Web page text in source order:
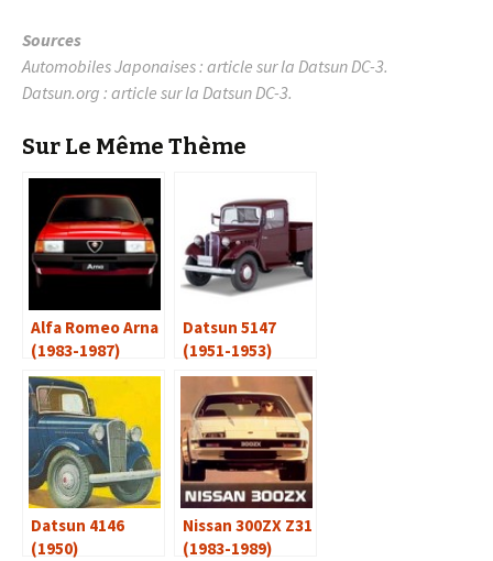
Sources
Automobiles Japonaises : article sur la Datsun DC-3.
Datsun.org : article sur la Datsun DC-3.
Sur Le Même Thème
Alfa Romeo Arna
(1983-1987)
Datsun 5147
(1951-1953)
Datsun 4146
(1950)
Nissan 300ZX Z31
(1983-1989)